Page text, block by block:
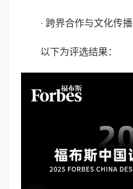
· 跨界合作与文化传播
以下为评选结果：